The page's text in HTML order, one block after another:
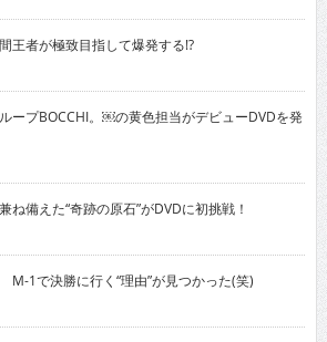
な？「ずっとフザけていたい！」
魅了する…“まりり”ちゃん初トレカ発売！
者が極致目指して爆発する!?
プBOCCHI。￼の黄色担当がデビューDVDを発